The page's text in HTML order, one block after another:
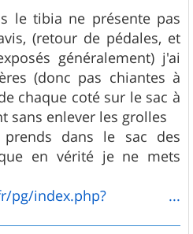
le tibia ne présente pas
(retour de pédales, et
généralement) j'ai
(donc pas chiantes à
chaque coté sur le sac à
sans enlever les grolles
dans le sac des
en vérité je ne mets
pg/index.php? ...